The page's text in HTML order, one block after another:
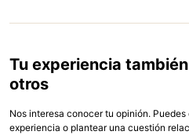
Tu experiencia
otros
Nos interesa conocer tu opinión.
experiencia o plantear una cuestión